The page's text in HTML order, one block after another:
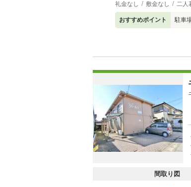
礼金なし 敷金なし 二人
おすすめポイント 駐車
間取り図